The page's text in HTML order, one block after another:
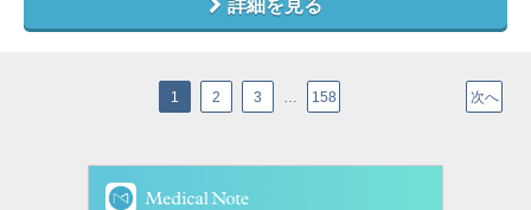
詳細を見る
次へ
1 2 3 158